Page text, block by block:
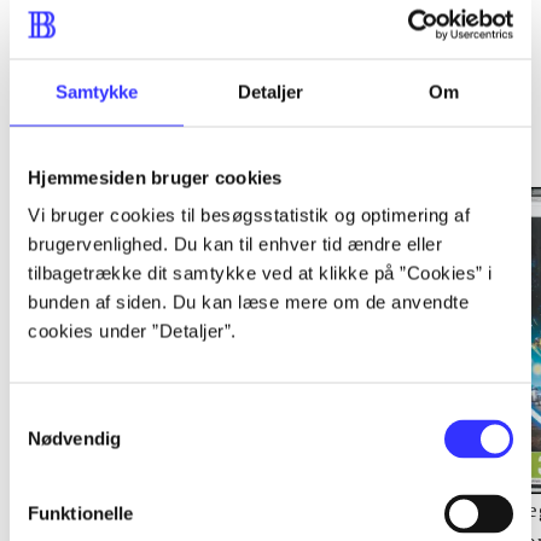
Samtykke Detaljer Om
Hjemmesiden bruger cookies
Vi bruger cookies til besøgsstatistik og optimering af
brugervenlighed. Du kan til enhver tid ændre eller
tilbagetrække dit samtykke ved at klikke på ”Cookies” i
bunden af siden. Du kan læse mere om de anvendte
cookies under ”Detaljer”.
Nødvendig
Funktionelle
Minder om
Lego The lord of the
Transformers - dark of